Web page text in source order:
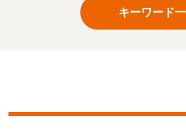
キーワード